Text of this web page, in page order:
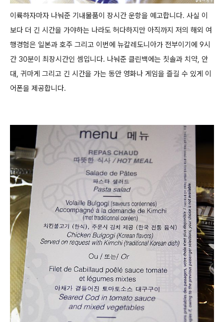
이륙하자마자 나눠준 기내물품이 장시간 운항을 예고합니다. 사실 이
보다 더 긴 시간을 가야하는 나라도 허다하지만 아직까지 저의 해외 여
행경험은 일본과 호주 그리고 이번에 뉴칼레도니아가 전부이기에 9시
간 30분이 최장시간인 셈입니다. 나눠준 클린백에는 칫솔과 치약, 안
대, 귀마게 그리고 긴 시간을 가는 동안 영화나 게임을 즐길 수 있게 이
어폰을 제공합니다.